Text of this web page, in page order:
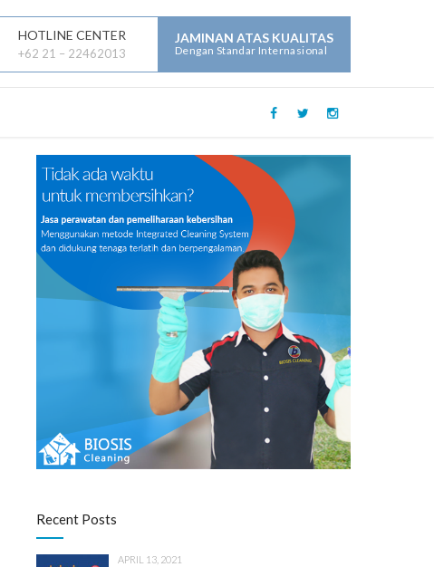
HOTLINE CENTER
+62 21 – 22462013
JAMINAN ATAS KUALITAS
Dengan Standar Internasional
Mechanical Electrical Plumbing (
MEP )
Security
General Contractor
Building Construction
Maintenance
IT Solution
Recent Posts
APRIL 13, 2021